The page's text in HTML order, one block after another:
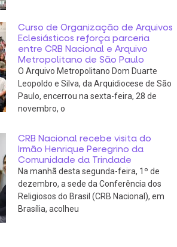
Curso de Organização de Arquivos
Eclesiásticos reforça parceria
entre CRB Nacional e Arquivo
Metropolitano de São Paulo
O Arquivo Metropolitano Dom Duarte
Leopoldo e Silva, da Arquidiocese de São
Paulo, encerrou na sexta-feira, 28 de
novembro, o
CRB Nacional recebe visita do
Irmão Henrique Peregrino da
Comunidade da Trindade
Na manhã desta segunda-feira, 1º de
dezembro, a sede da Conferência dos
Religiosos do Brasil (CRB Nacional), em
Brasília, acolheu